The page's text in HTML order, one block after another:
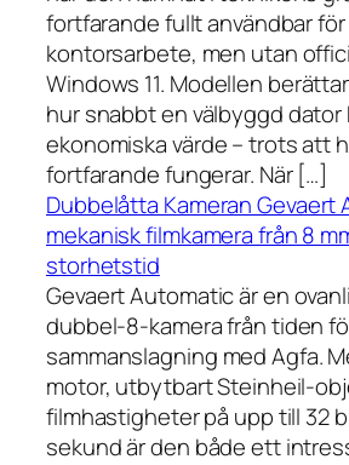
fortfarande fullt användbar för
kontorsarbete, men utan
Windows 11. Modellen
hur snabbt en välbyggd
ekonomiska värde – trots att
fortfarande fungerar. När […]
Dubbelåtta Kameran Gevaert
mekanisk filmkamera från 8
storhetstid
Gevaert Automatic är en
dubbel-8-kamera från tiden
sammanslagning med Agfa.
motor, utbytbart Steinheil-
filmhastigheter på upp till 32
sekund är den både ett